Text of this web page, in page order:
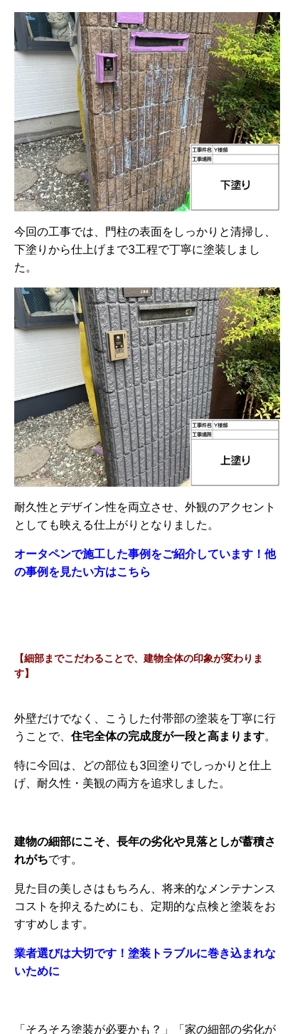
今回の工事では、門柱の表面をしっかりと清掃し、
下塗りから仕上げまで3工程で丁寧に塗装しまし
た。
耐久性とデザイン性を両立させ、外観のアクセント
としても映える仕上がりとなりました。
オータペンで施工した事例をご紹介しています！他
の事例を見たい方はこちら
【細部までこだわることで、建物全体の印象が変わりま
す】
外壁だけでなく、こうした付帯部の塗装を丁寧に行
うことで、 住宅全体の完成度が一段と高まります。
特に今回は、どの部位も3回塗りでしっかりと仕上
げ、耐久性・美観の両方を追求しました。
建物の細部にこそ、長年の劣化や見落としが蓄積さ
れがちです。
見た目の美しさはもちろん、将来的なメンテナンス
コストを抑えるためにも、定期的な点検と塗装をお
すすめします。
業者選びは大切です！塗装トラブルに巻き込まれな
いために
「そろそろ塗装が必要かも？」「家の細部の劣化が